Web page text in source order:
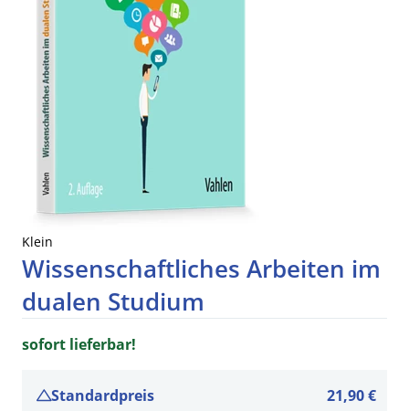
Klein
Wissenschaftliches Arbeiten im
dualen Studium
sofort lieferbar!
Standardpreis 21,90 €